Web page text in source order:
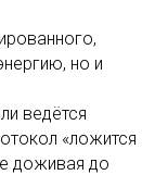
но и
ведётся
«ложится
доживая до